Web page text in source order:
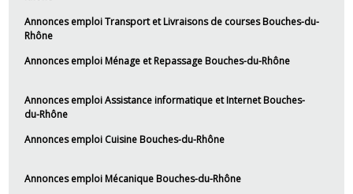
Annonces emploi Transport et Livraisons de courses Bouches-du-
Rhône
Annonces emploi Ménage et Repassage Bouches-du-Rhône
Annonces emploi Assistance informatique et Internet Bouches-
du-Rhône
Annonces emploi Cuisine Bouches-du-Rhône
Annonces emploi Mécanique Bouches-du-Rhône